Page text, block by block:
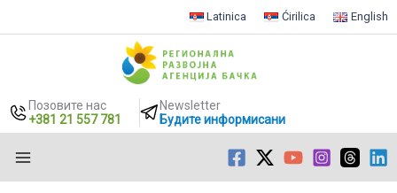
Latinica Ćirilica English
Позовите нас
+381 21 557 781
Newsletter
Будите информисани